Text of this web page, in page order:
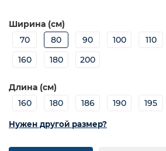
Ширина (см)
70
80 90 100 110
160
180 200
Длина (см)
160
180 186 190 195
Нужен другой размер?